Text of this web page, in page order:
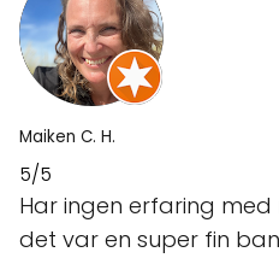
Maiken C. H.
5/5
Har ingen erfaring med
det var en super fin